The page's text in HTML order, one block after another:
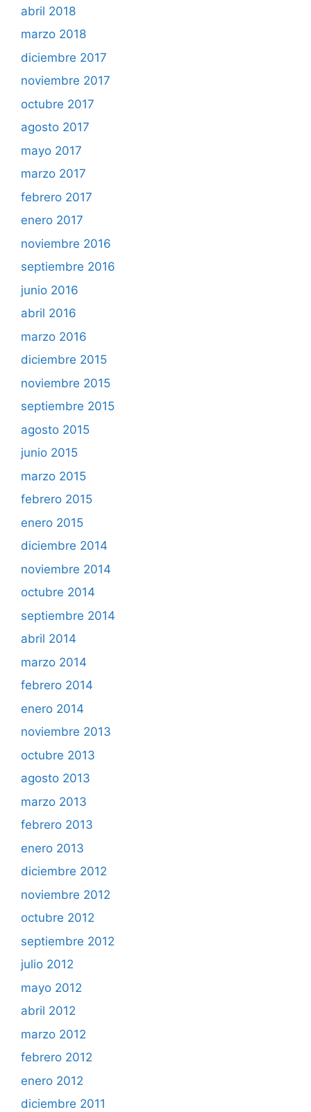
abril 2018
marzo 2018
diciembre 2017
noviembre 2017
octubre 2017
agosto 2017
mayo 2017
marzo 2017
febrero 2017
enero 2017
noviembre 2016
septiembre 2016
junio 2016
abril 2016
marzo 2016
diciembre 2015
noviembre 2015
septiembre 2015
agosto 2015
junio 2015
marzo 2015
febrero 2015
enero 2015
diciembre 2014
noviembre 2014
octubre 2014
septiembre 2014
abril 2014
marzo 2014
febrero 2014
enero 2014
noviembre 2013
octubre 2013
agosto 2013
marzo 2013
febrero 2013
enero 2013
diciembre 2012
noviembre 2012
octubre 2012
septiembre 2012
julio 2012
mayo 2012
abril 2012
marzo 2012
febrero 2012
enero 2012
diciembre 2011